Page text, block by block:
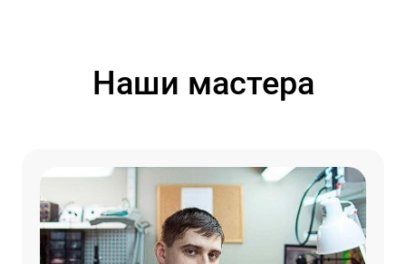
Наши мастера